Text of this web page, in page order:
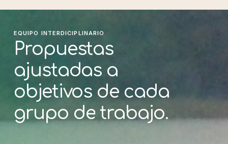
EQUIPO INTERDICIPLINARIO
Propuestas
ajustadas a
objetivos de cada
grupo de trabajo.